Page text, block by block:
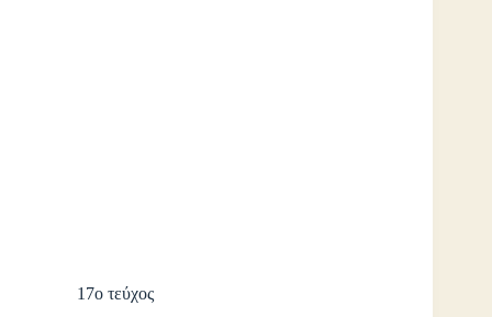
17ο τεύχος